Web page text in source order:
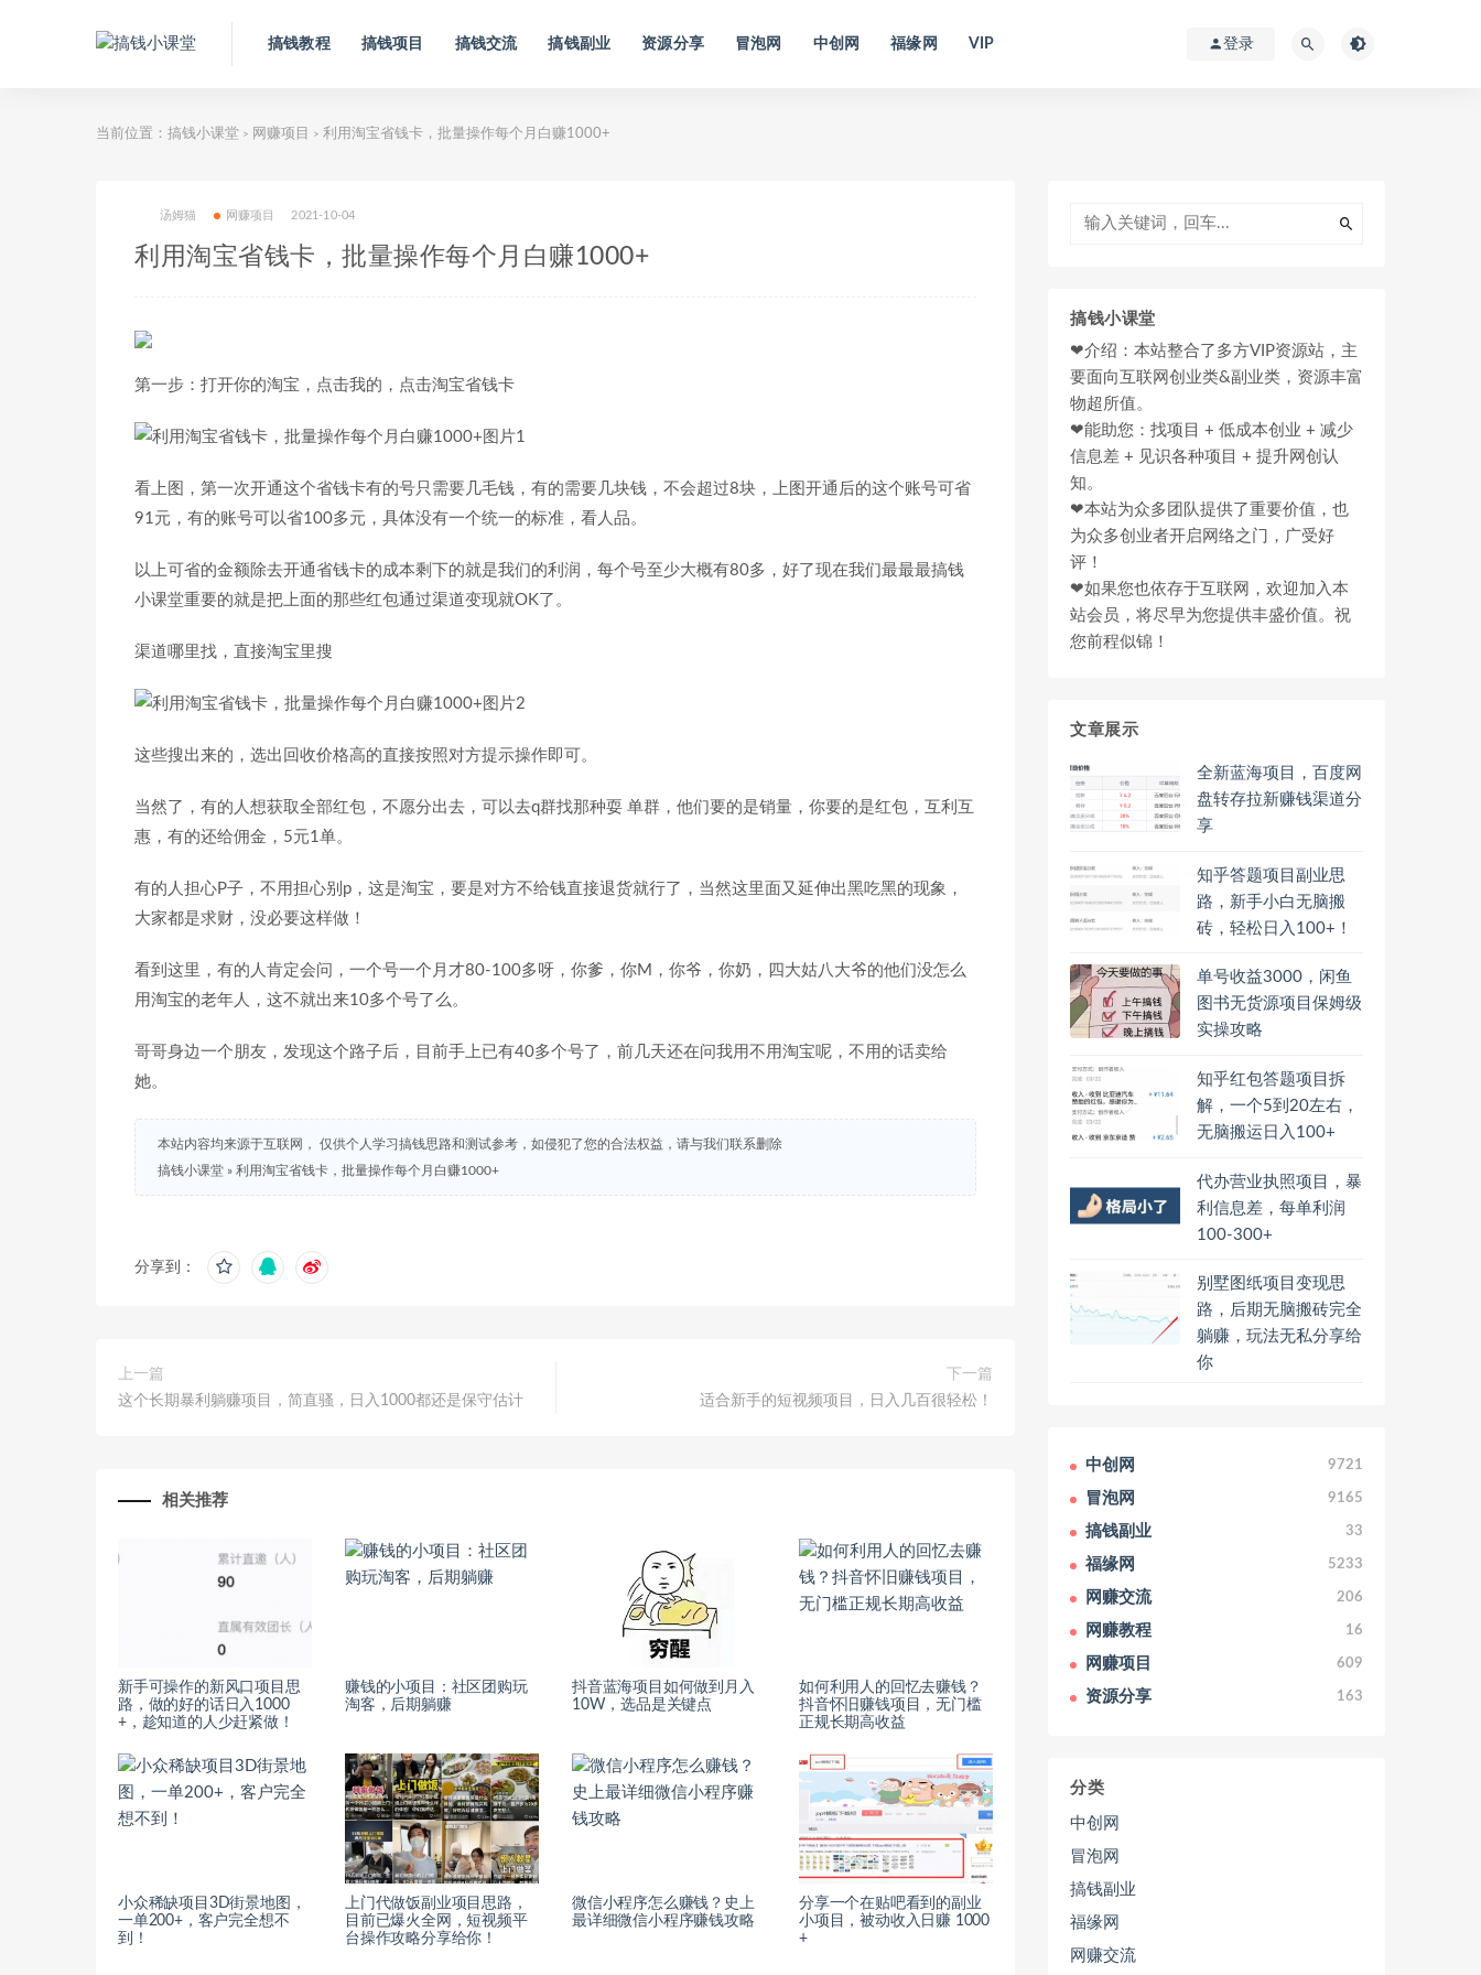
搞钱教程 搞钱项目 搞钱交流 搞钱副业 资源分享 冒泡网 中创网 福缘网 VIP 登录
当前位置： 搞钱小课堂 > 网赚项目 > 利用淘宝省钱卡，批量操作每个月白赚1000+
汤姆猫 网赚项目 2021-10-04
利用淘宝省钱卡，批量操作每个月白赚1000+
第一步：打开你的淘宝，点击我的，点击淘宝省钱卡
看上图，第一次开通这个省钱卡有的号只需要几毛钱，有的需要几块钱，不会超过8块，上图开通后的这个账号可省
91元，有的账号可以省100多元，具体没有一个统一的标准，看人品。
以上可省的金额除去开通省钱卡的成本剩下的就是我们的利润，每个号至少大概有80多，好了现在我们最最最搞钱
小课堂重要的就是把上面的那些红包通过渠道变现就OK了。
渠道哪里找，直接淘宝里搜
这些搜出来的，选出回收价格高的直接按照对方提示操作即可。
当然了，有的人想获取全部红包，不愿分出去，可以去q群找那种耍 单群，他们要的是销量，你要的是红包，互利互
惠，有的还给佣金，5元1单。
有的人担心P子，不用担心别p，这是淘宝，要是对方不给钱直接退货就行了，当然这里面又延伸出黑吃黑的现象，
大家都是求财，没必要这样做！
看到这里，有的人肯定会问，一个号一个月才80-100多呀，你爹，你M，你爷，你奶，四大姑八大爷的他们没怎么
用淘宝的老年人，这不就出来10多个号了么。
哥哥身边一个朋友，发现这个路子后，目前手上已有40多个号了，前几天还在问我用不用淘宝呢，不用的话卖给
她。
本站内容均来源于互联网， 仅供个人学习搞钱思路和测试参考，如侵犯了您的合法权益，请与我们联系删除
搞钱小课堂 » 利用淘宝省钱卡，批量操作每个月白赚1000+
分享到：
上一篇
这个长期暴利躺赚项目，简直骚，日入1000都还是保守估计
下一篇
适合新手的短视频项目，日入几百很轻松！
相关推荐
新手可操作的新风口项目思
路，做的好的话日入1000
+，趁知道的人少赶紧做！
赚钱的小项目：社区团购玩
淘客，后期躺赚
抖音蓝海项目如何做到月入
10W，选品是关键点
如何利用人的回忆去赚钱？
抖音怀旧赚钱项目，无门槛
正规长期高收益
小众稀缺项目3D街景地图，
一单200+，客户完全想不
到！
上门代做饭副业项目思路，
目前已爆火全网，短视频平
台操作攻略分享给你！
微信小程序怎么赚钱？史上
最详细微信小程序赚钱攻略
分享一个在贴吧看到的副业
小项目，被动收入日赚 1000
+
搞钱小课堂
❤介绍：本站整合了多方VIP资源站，主
要面向互联网创业类&副业类，资源丰富
物超所值。
❤能助您：找项目 + 低成本创业 + 减少
信息差 + 见识各种项目 + 提升网创认
知。
❤本站为众多团队提供了重要价值，也
为众多创业者开启网络之门，广受好
评！
❤如果您也依存于互联网，欢迎加入本
站会员，将尽早为您提供丰盛价值。祝
您前程似锦！
文章展示
全新蓝海项目，百度网
盘转存拉新赚钱渠道分
享
知乎答题项目副业思
路，新手小白无脑搬
砖，轻松日入100+！
单号收益3000，闲鱼
图书无货源项目保姆级
实操攻略
知乎红包答题项目拆
解，一个5到20左右，
无脑搬运日入100+
代办营业执照项目，暴
利信息差，每单利润
100-300+
别墅图纸项目变现思
路，后期无脑搬砖完全
躺赚，玩法无私分享给
你
中创网 9721
冒泡网 9165
搞钱副业 33
福缘网 5233
网赚交流 206
网赚教程 16
网赚项目 609
资源分享 163
分类
中创网
冒泡网
搞钱副业
福缘网
网赚交流